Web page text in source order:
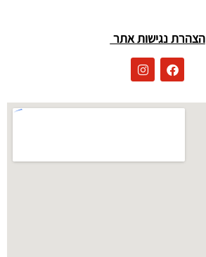
הצהרת נגישות אתר